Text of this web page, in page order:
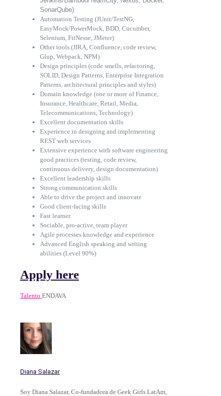
SonarQube)
Automation Testing (JUnit/TestNG,
EasyMock/PowerMock, BDD, Cucumber,
Selenium, FitNesse, JMeter)
Other tools (JIRA, Confluence, code review,
Glup, Webpack, NPM)
Design principles (code smells, refactoring,
SOLID, Design Patterns, Enterprise Integration
Patterns, architectural principles and styles)
Domain knowledge (one or more of Finance,
Insurance, Healthcare, Retail, Media,
Telecommunications, Technology)
Excellent documentation skills
Experience in designing and implementing
REST web services
Extensive experience with software engineering
good practices (testing, code review,
continuous delivery, design documentation)
Excellent leadership skills
Strong communication skills
Able to drive the project and innovate
Good client-facing skills
Fast learner
Sociable, pro-active, team player
Agile processes knowledge and experience
Advanced English speaking and writing
abilities (Level 90%)
Apply here
Talento ENDAVA
Diana Salazar
Soy Diana Salazar, Co-fundadora de Geek Girls LatAm,